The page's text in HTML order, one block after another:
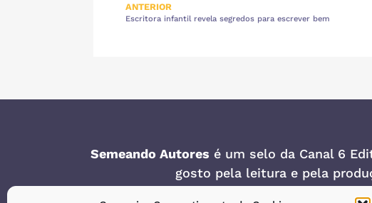
ANTERIOR
Escritora infantil revela segredos para escrever bem
Semeando Autores é um selo da Canal 6
gosto pela leitura e pela